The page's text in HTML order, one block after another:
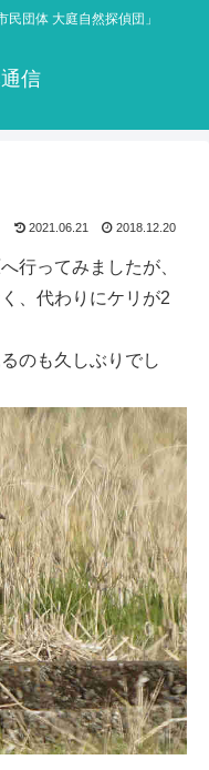
民団体 大庭自然探偵団」
信
2021.06.21 2018.12.20
行ってみましたが、
、代わりにケリが2
のも久しぶりでし